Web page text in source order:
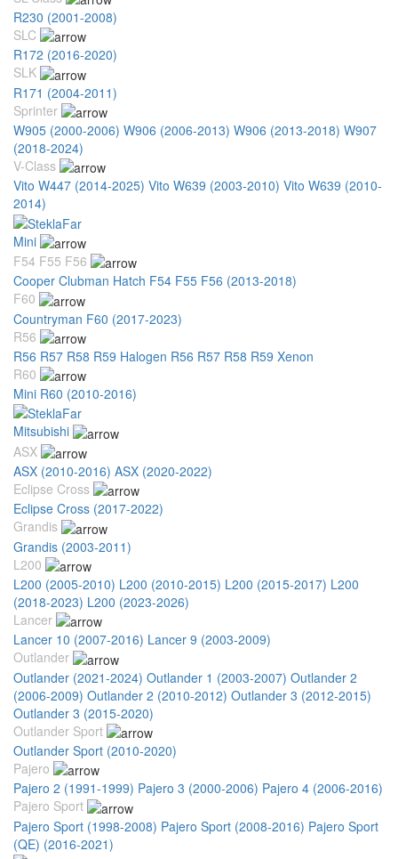
R230 (2001-2008)
SLC
R172 (2016-2020)
SLK
R171 (2004-2011)
Sprinter
W905 (2000-2006) W906 (2006-2013) W906 (2013-2018) W907
(2018-2024)
V-Class
Vito W447 (2014-2025) Vito W639 (2003-2010) Vito W639 (2010-
2014)
Mini
F54 F55 F56
Cooper Clubman Hatch F54 F55 F56 (2013-2018)
F60
Countryman F60 (2017-2023)
R56
R56 R57 R58 R59 Halogen R56 R57 R58 R59 Xenon
R60
Mini R60 (2010-2016)
Mitsubishi
ASX
ASX (2010-2016) ASX (2020-2022)
Eclipse Cross
Eclipse Cross (2017-2022)
Grandis
Grandis (2003-2011)
L200
L200 (2005-2010) L200 (2010-2015) L200 (2015-2017) L200
(2018-2023) L200 (2023-2026)
Lancer
Lancer 10 (2007-2016) Lancer 9 (2003-2009)
Outlander
Outlander (2021-2024) Outlander 1 (2003-2007) Outlander 2
(2006-2009) Outlander 2 (2010-2012) Outlander 3 (2012-2015)
Outlander 3 (2015-2020)
Outlander Sport
Outlander Sport (2010-2020)
Pajero
Pajero 2 (1991-1999) Pajero 3 (2000-2006) Pajero 4 (2006-2016)
Pajero Sport
Pajero Sport (1998-2008) Pajero Sport (2008-2016) Pajero Sport
(QE) (2016-2021)